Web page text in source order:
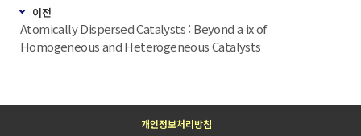
이전
Atomically Dispersed Catalysts : Beyond a ix of
Homogeneous and Heterogeneous Catalysts
개인정보처리방침